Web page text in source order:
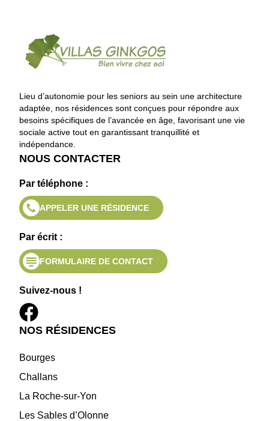
Lieu d’autonomie pour les seniors au sein une architecture
adaptée, nos résidences sont conçues pour répondre aux
besoins spécifiques de l’avancée en âge, favorisant une vie
sociale active tout en garantissant tranquillité et
indépendance.
NOUS CONTACTER
Par téléphone :
APPELER UNE RÉSIDENCE
Par écrit :
FORMULAIRE DE CONTACT
Suivez-nous !
NOS RÉSIDENCES
Bourges
Challans
La Roche-sur-Yon
Les Sables d’Olonne